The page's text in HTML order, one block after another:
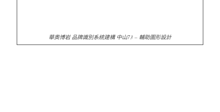
華奧博岩 品牌識別系統建構 中山73 – 輔助圖形設計